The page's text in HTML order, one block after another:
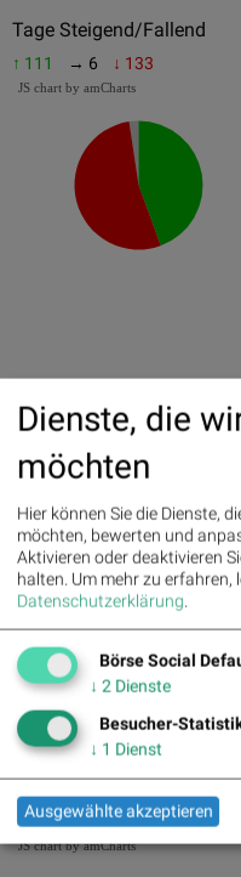
Tage Steigend/Fallend
↑ 111 → 6 ↓ 133
JS chart by amCharts
Pics
Die letzten 20 Tage der
JS chart by amCharts
Dienste, die
möchten
Hier können Sie die Dienste,
möchten, bewerten und
Aktivieren oder deaktivieren
halten. Um mehr zu erfahren,
Datenschutzerklärung.
Börse Social
↓ 2 Dienste
Besucher-
↓ 1 Dienst
Ausgewählte akzeptieren